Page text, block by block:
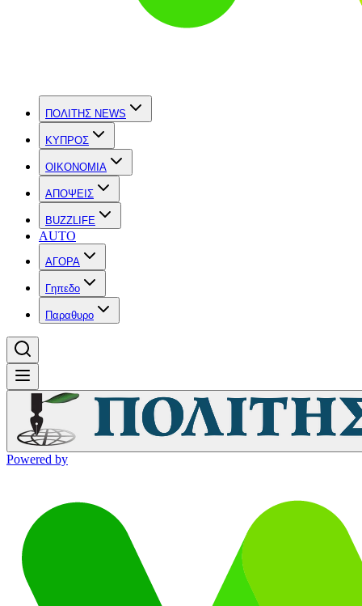
ΠΟΛΙΤΗΣ NEWS
ΚΥΠΡΟΣ
OIKONOMIA
ΑΠΟΨΕΙΣ
BUZZLIFE
AUTO
ΑΓΟΡΑ
Γηπεδο
Παραθυρο
Powered by